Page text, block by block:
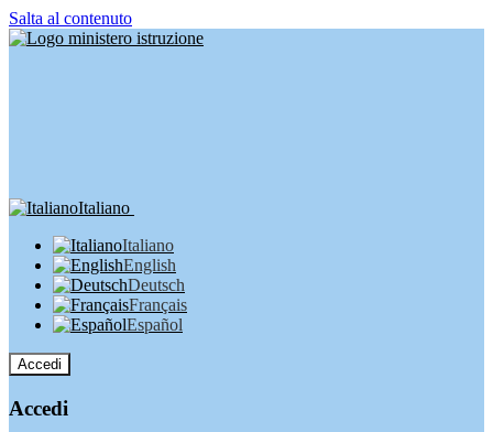
Salta al contenuto
Italiano
Italiano
English
Deutsch
Français
Español
Accedi
Accedi